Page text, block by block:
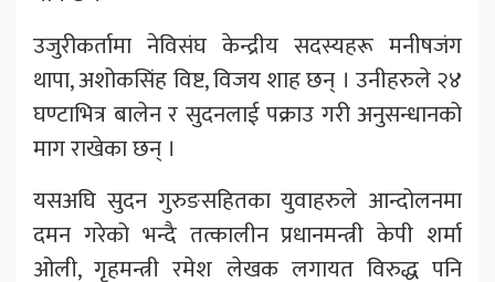
उजुरीकर्तामा नेविसंघ केन्द्रीय सदस्यहरू मनीषजंग
थापा, अशोकसिंह विष्ट, विजय शाह छन् । उनीहरुले २४
घण्टाभित्र बालेन र सुदनलाई पक्राउ गरी अनुसन्धानको
माग राखेका छन् ।
यसअघि सुदन गुरुङसहितका युवाहरुले आन्दोलनमा
दमन गरेको भन्दै तत्कालीन प्रधानमन्त्री केपी शर्मा
ओली, गृहमन्त्री रमेश लेखक लगायत विरुद्ध पनि